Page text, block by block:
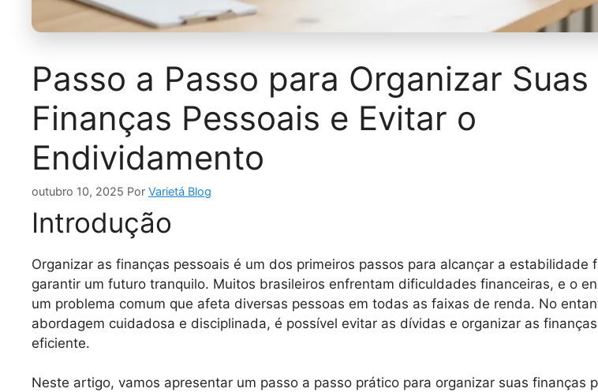
Passo a Passo para Organizar Suas
Finanças Pessoais e Evitar o
Endividamento
outubro 10, 2025 Por Varietá Blog
Introdução
Organizar as finanças pessoais é um dos primeiros passos para alcançar a estabilidade
garantir um futuro tranquilo. Muitos brasileiros enfrentam dificuldades financeiras, e o
um problema comum que afeta diversas pessoas em todas as faixas de renda. No
abordagem cuidadosa e disciplinada, é possível evitar as dívidas e organizar as
eficiente.
Neste artigo, vamos apresentar um passo a passo prático para organizar suas finanças